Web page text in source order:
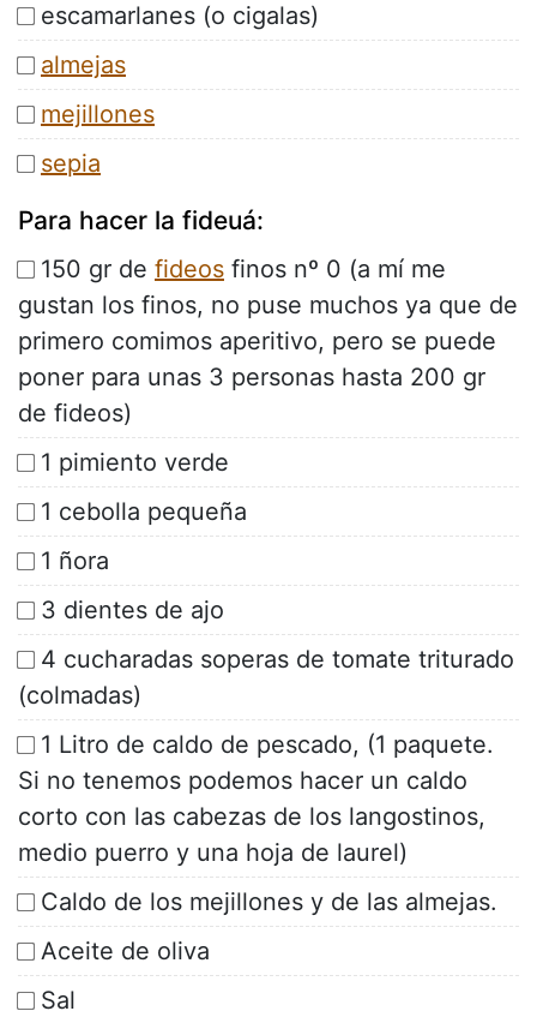
escamarlanes (o cigalas)
almejas
mejillones
sepia
Para hacer la fideuá:
150 gr de fideos finos nº 0 (a mí me
gustan los finos, no puse muchos ya que de
primero comimos aperitivo, pero se puede
poner para unas 3 personas hasta 200 gr
de fideos)
1 pimiento verde
1 cebolla pequeña
1 ñora
3 dientes de ajo
4 cucharadas soperas de tomate triturado
(colmadas)
1 Litro de caldo de pescado, (1 paquete.
Si no tenemos podemos hacer un caldo
corto con las cabezas de los langostinos,
medio puerro y una hoja de laurel)
Caldo de los mejillones y de las almejas.
Aceite de oliva
Sal